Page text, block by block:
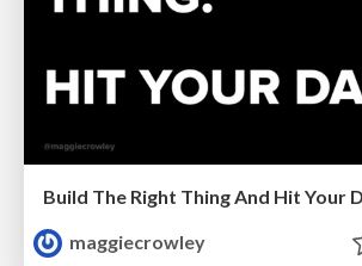
Build The Right Thing And Hit Your
maggiecrowley